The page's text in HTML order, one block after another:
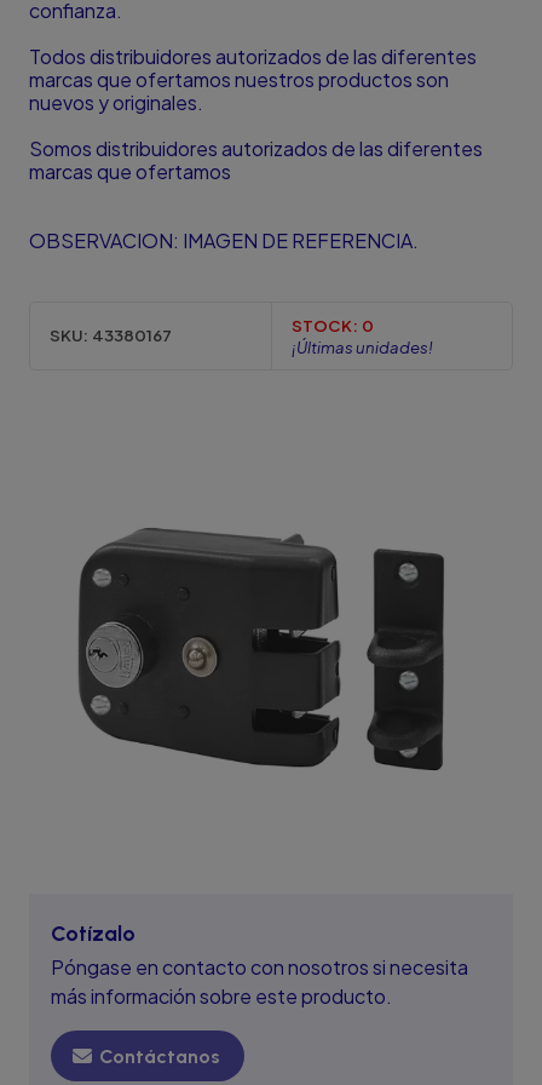
confianza.
Todos distribuidores autorizados de las diferentes
marcas que ofertamos nuestros productos son
nuevos y originales.
Somos distribuidores autorizados de las diferentes
marcas que ofertamos
OBSERVACION: IMAGEN DE REFERENCIA.
SKU: 43380167 STOCK: 0
¡Últimas unidades!
Cotízalo
Póngase en contacto con nosotros si necesita
más información sobre este producto.
Contáctanos